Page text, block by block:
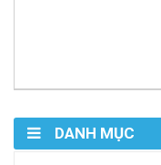
DANH MỤC